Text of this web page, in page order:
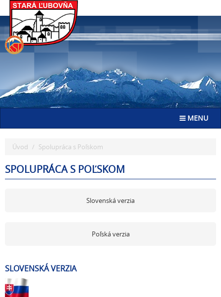
Go
to
Toggle
MENU
Úvod Spolupráca s Poľskom
SPOLUPRÁCA S POĽSKOM
Slovenská verzia
Poľská verzia
SLOVENSKÁ VERZIA